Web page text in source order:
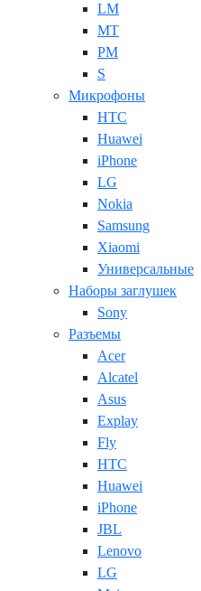
LM
MT
PM
S
Микрофоны
HTC
Huawei
iPhone
LG
Nokia
Samsung
Xiaomi
Универсальные
Наборы заглушек
Sony
Разъемы
Acer
Alcatel
Asus
Explay
Fly
HTC
Huawei
iPhone
JBL
Lenovo
LG